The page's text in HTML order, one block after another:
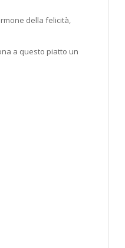
della felicità,
a questo piatto un